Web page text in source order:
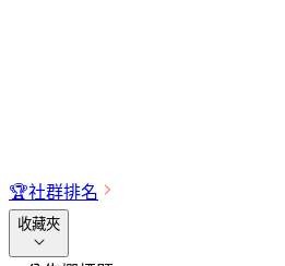
🏆社群排名
收藏夾